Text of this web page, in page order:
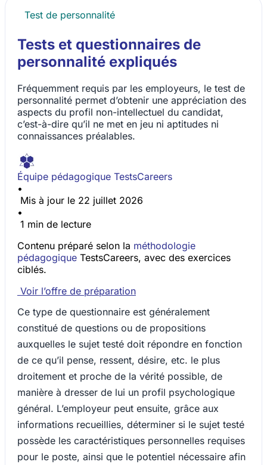
Test de personnalité
Tests et questionnaires de
personnalité expliqués
Fréquemment requis par les employeurs, le test de
personnalité permet d’obtenir une appréciation des
aspects du profil non-intellectuel du candidat,
c’est-à-dire qu’il ne met en jeu ni aptitudes ni
connaissances préalables.
Équipe pédagogique TestsCareers
•
Mis à jour le 22 juillet 2026
•
1 min de lecture
Contenu préparé selon la méthodologie
pédagogique TestsCareers, avec des exercices
ciblés.
Voir l’offre de préparation
Ce type de questionnaire est généralement
constitué de questions ou de propositions
auxquelles le sujet testé doit répondre en fonction
de ce qu’il pense, ressent, désire, etc. le plus
droitement et proche de la vérité possible, de
manière à dresser de lui un profil psychologique
général. L’employeur peut ensuite, grâce aux
informations recueillies, déterminer si le sujet testé
possède les caractéristiques personnelles requises
pour le poste, ainsi que le potentiel nécessaire afin